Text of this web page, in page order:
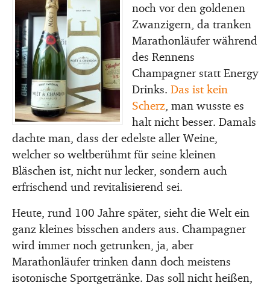
noch vor den goldenen
Zwanzigern, da tranken
Marathonläufer während
des Rennens
Champagner statt Energy
Drinks. Das ist kein
Scherz, man wusste es
halt nicht besser. Damals
dachte man, dass der edelste aller Weine,
welcher so weltberühmt für seine kleinen
Bläschen ist, nicht nur lecker, sondern auch
erfrischend und revitalisierend sei.
Heute, rund 100 Jahre später, sieht die Welt ein
ganz kleines bisschen anders aus. Champagner
wird immer noch getrunken, ja, aber
Marathonläufer trinken dann doch meistens
isotonische Sportgetränke. Das soll nicht heißen,